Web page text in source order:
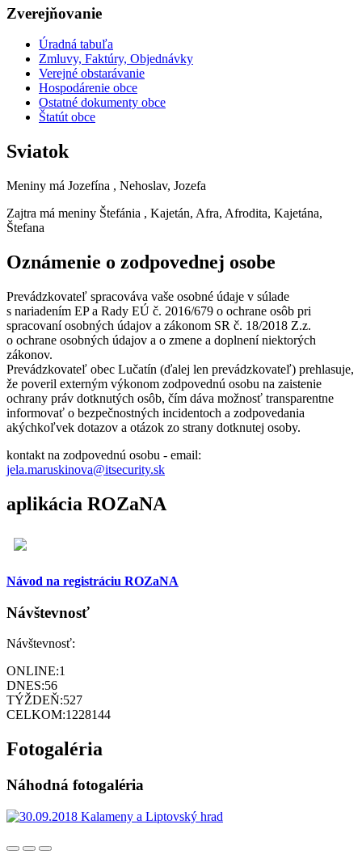
Zverejňovanie
Úradná tabuľa
Zmluvy, Faktúry, Objednávky
Verejné obstarávanie
Hospodárenie obce
Ostatné dokumenty obce
Štatút obce
Sviatok
Meniny má Jozefína , Nehoslav, Jozefa
Zajtra má meniny Štefánia , Kajetán, Afra, Afrodita, Kajetána,
Štefana
Oznámenie o zodpovednej osobe
Prevádzkovateľ spracováva vaše osobné údaje v súlade
s nariadením EP a Rady EÚ č. 2016/679 o ochrane osôb pri
spracovaní osobných údajov a zákonom SR č. 18/2018 Z.z.
o ochrane osobných údajov a o zmene a doplnení niektorých
zákonov.
Prevádzkovateľ obec Lučatín (ďalej len prevádzkovateľ) prehlasuje,
že poveril externým výkonom zodpovednú osobu na zaistenie
ochrany práv dotknutých osôb, čím dáva možnosť transparentne
informovať o bezpečnostných incidentoch a zodpovedania
akýchkoľvek dotazov a otázok zo strany dotknutej osoby.
kontakt na zodpovednú osobu - email:
jela.maruskinova@itsecurity.sk
aplikácia ROZaNA
Návod na registráciu ROZaNA
Návštevnosť
Návštevnosť:
ONLINE:1
DNES:56
TÝŽDEŇ:527
CELKOM:1228144
Fotogaléria
Náhodná fotogaléria